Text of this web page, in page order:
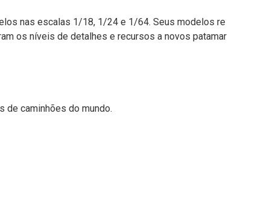
nas escalas 1/18, 1/24 e 1/64. Seus modelos re
os níveis de detalhes e recursos a novos patamar
de caminhões do mundo.